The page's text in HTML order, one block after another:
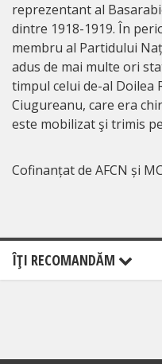
reprezentant al
dintre 1918-1919. În
membru al Partidului
adus de mai multe ori
timpul celui de-al Doilea
Ciugureanu, care era
este mobilizat şi trimis
Cofinanțat de AFCN și
ÎŢI RECOMANDĂM